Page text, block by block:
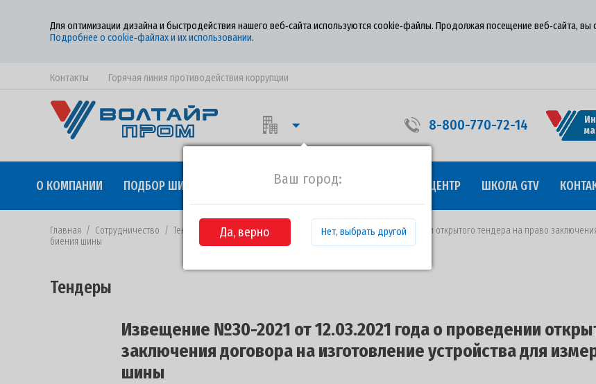
Для оптимизации дизайна и быстродействия нашего веб‑сайта используются cookie‑файлы. Продолжая посещение веб‑сайта, вы
Подробнее о cookie‑файлах и их использовании.
Контакты Горячая линия противодействия коррупции
Ваш город:
Да, верно Нет, выбрать другой
8-800-770-72-14
О КОМПАНИИ ПОДБОР ШИН СОТРУДНИЧЕСТВО ПРЕСС-ЦЕНТР ШКОЛА GTV
Главная / Сотрудничество / Тендеры
Извещение №30-2021 от 12.03.2021 года о проведении открытого тендера на право
биения шины
Тендеры
Извещение №30-2021 от 12.03.2021 года о проведении
заключения договора на изготовление устройства для
шины